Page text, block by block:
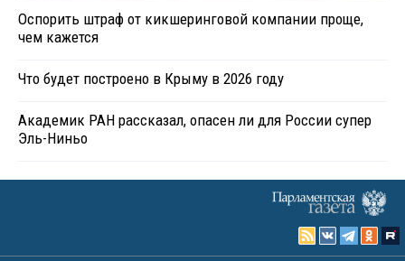
Оспорить штраф от кикшеринговой компании проще,
чем кажется
Что будет построено в Крыму в 2026 году
Академик РАН рассказал, опасен ли для России супер
Эль-Ниньо